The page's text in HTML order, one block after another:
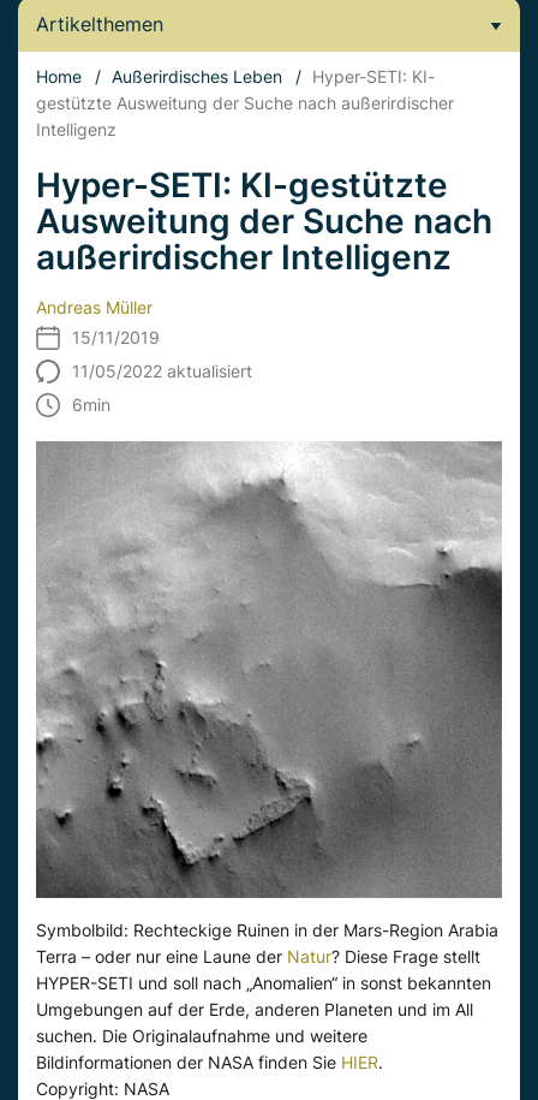
Artikelthemen
Home / Außerirdisches Leben / Hyper-SETI: KI-
gestützte Ausweitung der Suche nach außerirdischer
Intelligenz
Hyper-SETI: KI-gestützte
Ausweitung der Suche nach
außerirdischer Intelligenz
Andreas Müller
15/11/2019
11/05/2022 aktualisiert
6min
Symbolbild: Rechteckige Ruinen in der Mars-Region Arabia
Terra – oder nur eine Laune der Natur? Diese Frage stellt
HYPER-SETI und soll nach „Anomalien“ in sonst bekannten
Umgebungen auf der Erde, anderen Planeten und im All
suchen. Die Originalaufnahme und weitere
Bildinformationen der NASA finden Sie HIER.
Copyright: NASA